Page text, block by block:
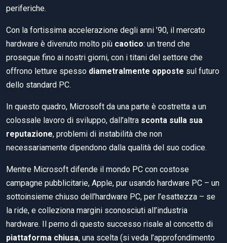
periferiche.
Con la fortissima accelerazione degli anni ’90, il mercato
hardware è divenuto molto più caotico: un trend che
prosegue fino ai nostri giorni, con i titani del settore che
offrono letture spesso diametralmente opposte sul futuro
dello standard PC.
In questo quadro, Microsoft da una parte è costretta a un
colossale lavoro di sviluppo, dall’altra sconta sulla sua
reputazione, problemi di instabilità che non
necessariamente dipendono dalla qualità del suo codice.
Mentre Microsoft difende il mondo PC con costose
campagne pubblicitarie, Apple, pur usando hardware PC – un
sottoinsieme chiuso dell’hardware PC, per l’esattezza – se
la ride, e colleziona margini sconosciuti all’industria
hardware. Il perno di questo successo risale al concetto di
piattaforma chiusa, una scelta (si veda l’approfondimento